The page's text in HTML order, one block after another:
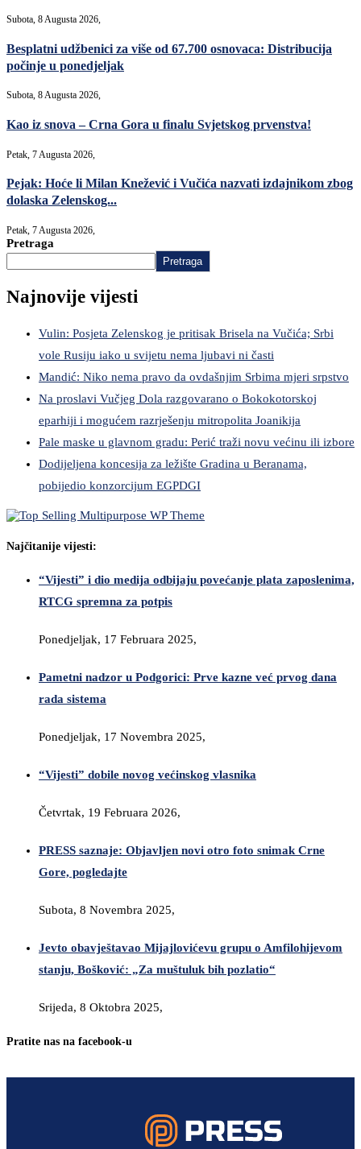
Subota, 8 Augusta 2026,
Besplatni udžbenici za više od 67.700 osnovaca: Distribucija
počinje u ponedjeljak
Subota, 8 Augusta 2026,
Kao iz snova – Crna Gora u finalu Svjetskog prvenstva!
Petak, 7 Augusta 2026,
Pejak: Hoće li Milan Knežević i Vučića nazvati izdajnikom zbog
dolaska Zelenskog...
Petak, 7 Augusta 2026,
Pretraga
Pretraga
Najnovije vijesti
Vulin: Posjeta Zelenskog je pritisak Brisela na Vučića; Srbi
vole Rusiju iako u svijetu nema ljubavi ni časti
Mandić: Niko nema pravo da ovdašnjim Srbima mjeri srpstvo
Na proslavi Vučjeg Dola razgovarano o Bokokotorskoj
eparhiji i mogućem razrješenju mitropolita Joanikija
Pale maske u glavnom gradu: Perić traži novu većinu ili izbore
Dodijeljena koncesija za ležište Gradina u Beranama,
pobijedio konzorcijum EGPDGI
Najčitanije vijesti:
“Vijesti” i dio medija odbijaju povećanje plata zaposlenima,
RTCG spremna za potpis
Ponedjeljak, 17 Februara 2025,
Pametni nadzor u Podgorici: Prve kazne već prvog dana
rada sistema
Ponedjeljak, 17 Novembra 2025,
“Vijesti” dobile novog većinskog vlasnika
Četvrtak, 19 Februara 2026,
PRESS saznaje: Objavljen novi otro foto snimak Crne
Gore, pogledajte
Subota, 8 Novembra 2025,
Jevto obavještavao Mijajlovićevu grupu o Amfilohijevom
stanju, Bošković: „Za muštuluk bih pozlatio“
Srijeda, 8 Oktobra 2025,
Pratite nas na facebook-u